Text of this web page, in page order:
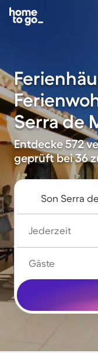
Serra de
Entdecke 572
geprüft bei 36
Jederzeit
Gäste